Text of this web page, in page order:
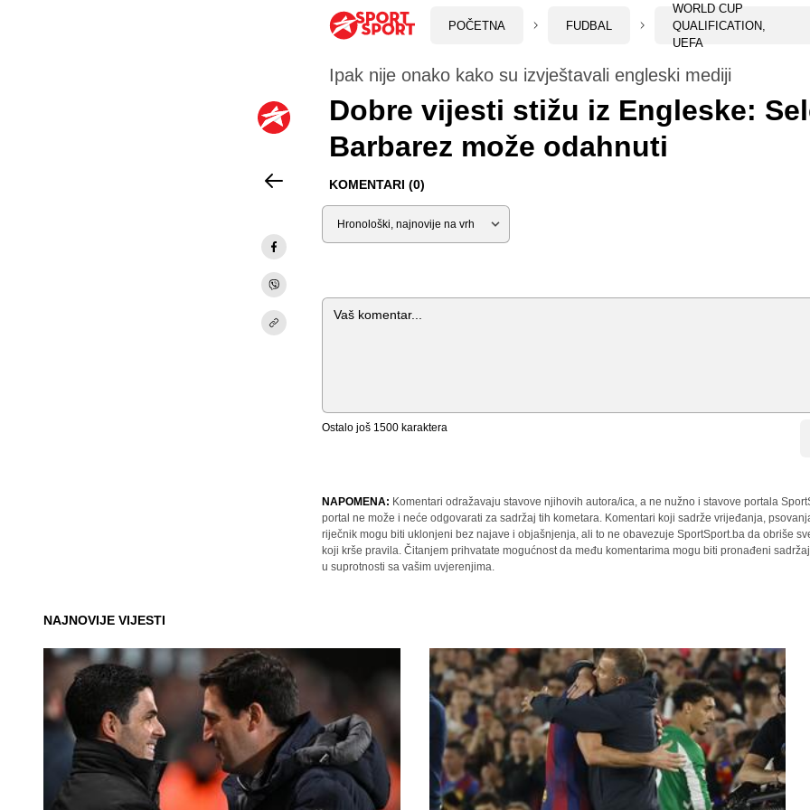
POČETNA FUDBAL
WORLD CUP
QUALIFICATION,
UEFA
Ipak nije onako kako su izvještavali engleski mediji
Dobre vijesti stižu iz Engleske:
Barbarez može odahnuti
KOMENTARI (0)
Sortiraj
Komentar
Ostalo još 1500 karaktera
NAPOMENA: Komentari odražavaju stavove njihovih autora/ica, a ne nužno i stavove portala
portal ne može i neće odgovarati za sadržaj tih kometara. Komentari koji sadrže vrijeđanja,
riječnik mogu biti uklonjeni bez najave i objašnjenja, ali to ne obavezuje SportSport.ba da obriše
koji krše pravila. Čitanjem prihvatate mogućnost da među komentarima mogu biti pronađeni
u suprotnosti sa vašim uvjerenjima.
NAJNOVIJE VIJESTI